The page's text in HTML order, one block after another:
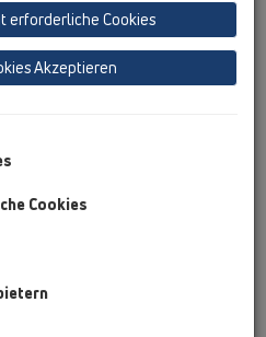
erforderliche Cookies
Akzeptieren
Cookies